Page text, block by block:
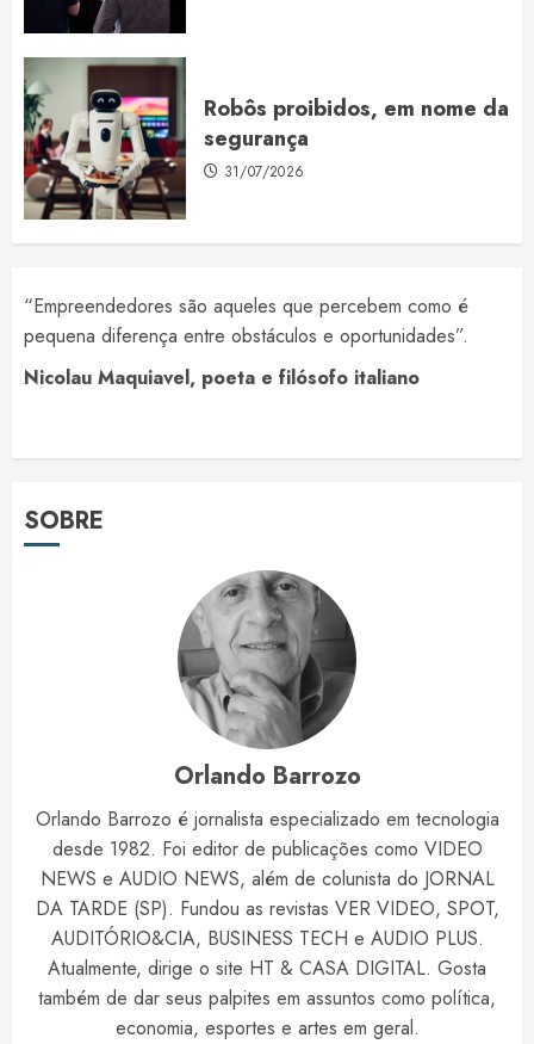
Robôs proibidos, em nome da
segurança
31/07/2026
“Empreendedores são aqueles que percebem como é
pequena diferença entre obstáculos e oportunidades”.
Nicolau Maquiavel, poeta e filósofo italiano
SOBRE
Orlando Barrozo
Orlando Barrozo é jornalista especializado em tecnologia
desde 1982. Foi editor de publicações como VIDEO
NEWS e AUDIO NEWS, além de colunista do JORNAL
DA TARDE (SP). Fundou as revistas VER VIDEO, SPOT,
AUDITÓRIO&CIA, BUSINESS TECH e AUDIO PLUS.
Atualmente, dirige o site HT & CASA DIGITAL. Gosta
também de dar seus palpites em assuntos como política,
economia, esportes e artes em geral.